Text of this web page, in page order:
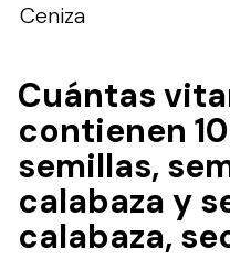
Ceniza
Cuántas
contienen
semillas,
calabaza y
calabaza,